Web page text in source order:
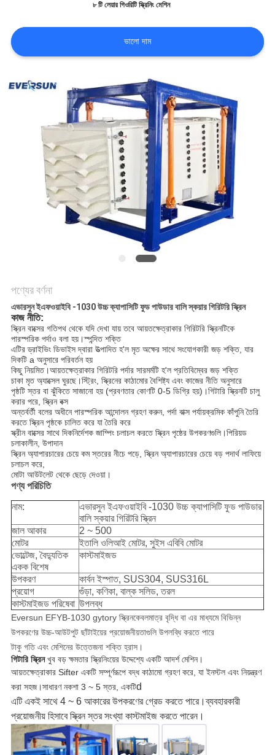
যোগাযোগ
আবেদন
সাইটম্যাপ
৮ টি লেয়ার গিওরিটি স্ক্রিনিং মেশিন
ভালো দাম
পণ্যের বর্ণনা
এভারসুন ইএফওয়াইবি -1030 উচ্চ ক্যাপাসিটি ফুড পাউডার বালি স্কয়ার গিরিটরি স্ক্রিন
কাজ নীতি:
স্ক্রিন বাক্সের গতিপথ থেকে যদি দেখা যায় তবে আয়তক্ষেত্রাকার গিরিটরি স্ক্রিনটিকে
পারস্পরিক পর্দাও বলা হয়।স্পন্দিত শক্তি
এটির ড্রাইভিং ডিভাইস দ্বারা উত্পাদিত হ'ল মৃত অক্ষের সাথে সংযোগকারী জড় শক্তি, যার
দিকটি a অনুসারে পরিবর্তন হয়
কিছু নিয়মিত।আয়তক্ষেত্রাকার গিরিটরি পর্দার সারমর্মটি হ'ল প্রতিবিম্বের জড় শক্তি
চাকা মৃত অ্যাক্সেল ঘুরছে।স্ট্রিং, স্ক্রিনের কাঠামোর বৈশিষ্ট্য এবং কাজের নীতি অনুসারে
পৃষ্ঠটি স্তর বা ঝুঁকিতে সাজানো হয় (প্রবণতার কোণটি 0-5 ডিগ্রি হয়)।গিটারি স্ক্রিনটি চালু
করার পরে, স্ক্রিন বক্স
অন্তর্বর্তী বলের অধীনে পারস্পরিক আন্দোলন গ্রহণ করুন, পর্দা বাক্স পর্যায়ক্রমিক কাঁপুনি তৈরি
করতে স্ক্রিন পৃষ্ঠকে চালিত করে যা তৈরি করে
স্ক্রীন বাক্সের সাথে দিকনির্দেশক জাম্পিং চলাচল করতে স্ক্রিন পৃষ্ঠের উপকরণগুলি।পিরিয়ড
চলাকালীন, উপাদান
স্ক্রিন অ্যাপারচারের চেয়ে কম স্তরের নীচে পড়ে, স্ক্রিন অ্যাপারচারের চেয়ে বড় পদার্থ লাফিয়ে
চলাচল করে,
মোটা আউটলেট থেকে ছেড়ে দেওয়া।
পণ্য পরিচিতি
নাম:
এভারসুন ইএফওয়াইবি -1030 উচ্চ ক্যাপাসিটি ফুড পাউডার
বালি স্কয়ার গিরিটরি স্ক্রিন
জাল আকার
2 ~ 500
মোটর
ইতালি ওলিআই মোটর, সুইস এবিবি মোটর
ভোল্টেজ, বৈদ্যুতিক
একক বিশেষ
কাস্টমাইজড
উপকরণ
কার্বন ইস্পাত, SUS304, SUS316L
প্রয়োগ
গুঁড়া, কণিকা, বাল্ক সলিড, তরল
কাস্টমাইজড পরিষেবা উপলব্ধ
Eversun EFYB-1030 gytory স্ক্রিনকেবলমাত্র বৃদ্ধি বা এর মাধ্যমে বিভিন্ন
উপকরণের উচ্চ-আউটপুট ছাঁটাইয়ের প্রয়োজনীয়তাগুলি উপলব্ধি করতে পারে
টাকু গতি এবং মেশিনের উত্তেজনা শক্তি হ্রাস।
গিটারি স্ক্রিনখুব বড় ক্ষমতার স্ক্রিনিংয়ের উদ্দেশ্যে একটি আদর্শ মেশিন।
আয়তক্ষেত্রাকার Sifter একটি সম্পূর্ণরূপে বদ্ধ কাঠামো গ্রহণ করে, যা ইনস্টল এবং নিয়ন্ত্রণ
করা সহজ।সাধারণ নকশা 3 ~ 5 স্তর, একটিd
এটি একই সাথে 4 ~ 6 আকারের উপকরণের গ্রেড করতে পারে।ব্যবহারকারী
প্রয়োজনীয় হিসাবে স্ক্রিন স্তর সংখ্যা কাস্টমাইজ করতে পারেন।